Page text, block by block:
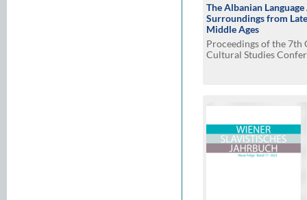
The Albanian
Surroundings from
Middle Ages
Proceedings of the 7th
Cultural Studies